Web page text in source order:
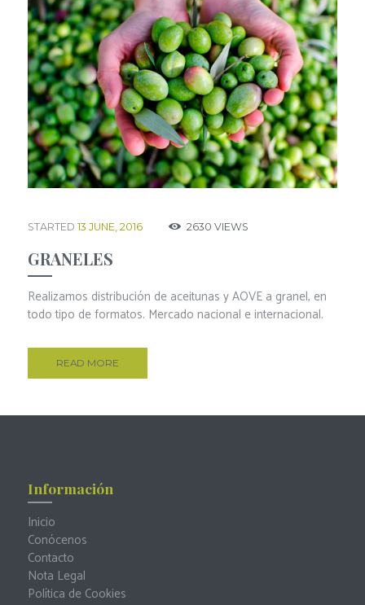
STARTED 13 JUNE, 2016 2630 VIEWS
GRANELES
Realizamos distribución de aceitunas y AOVE a granel, en
todo tipo de formatos. Mercado nacional e internacional.
READ MORE
Información
Inicio
Conócenos
Contacto
Nota Legal
Política de Cookies